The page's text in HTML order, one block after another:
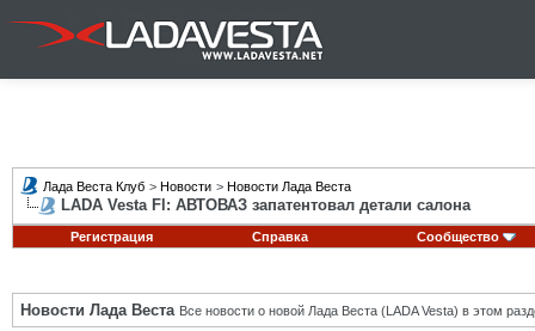
Лада Веста Клуб > Новости > Новости Лада Веста
LADA Vesta Fl: АВТОВАЗ запатентовал детали салона
Регистрация Справка Сообщество
Новости Лада Веста Все новости о новой Лада Веста (LADA Vesta) в этом